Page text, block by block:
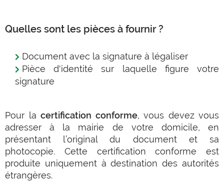
Quelles sont les pièces à fournir ?
Document avec la signature à légaliser
Pièce d'identité sur laquelle figure votre
signature
Pour la certification conforme, vous devez vous
adresser à la mairie de votre domicile, en
présentant l’original du document et sa
photocopie. Cette certification conforme est
produite uniquement à destination des autorités
étrangères.